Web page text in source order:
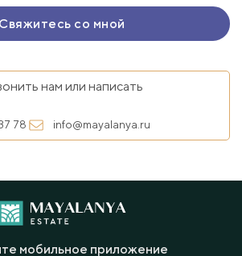
нам или написать
78 info@mayalanya.ru
мобильное приложение